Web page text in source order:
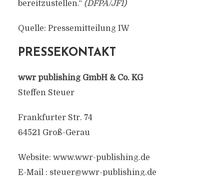
bereitzustellen.“ (DFPA/JF1)
Quelle: Pressemitteilung IW
PRESSEKONTAKT
wwr publishing GmbH & Co. KG
Steffen Steuer
Frankfurter Str. 74
64521 Groß-Gerau
Website: www.wwr-publishing.de
E-Mail : steuer@wwr-publishing.de